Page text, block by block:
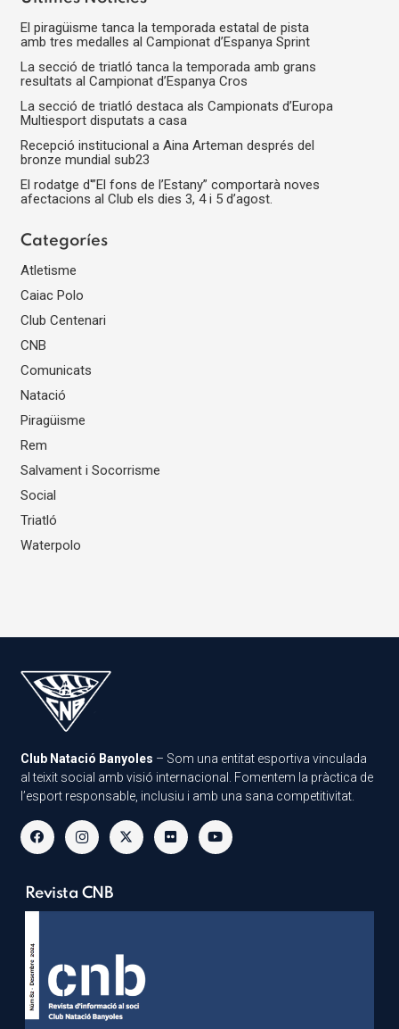
be
left
blank
El piragüisme tanca la temporada estatal de pista
amb tres medalles al Campionat d’Espanya Sprint
La secció de triatló tanca la temporada amb grans
resultats al Campionat d’Espanya Cros
La secció de triatló destaca als Campionats d’Europa
Multiesport disputats a casa
Recepció institucional a Aina Arteman després del
bronze mundial sub23
El rodatge d'”El fons de l’Estany” comportarà noves
afectacions al Club els dies 3, 4 i 5 d’agost.
Categoríes
Atletisme
Caiac Polo
Club Centenari
CNB
Comunicats
Natació
Piragüisme
Rem
Salvament i Socorrisme
Social
Triatló
Waterpolo
Club Natació Banyoles – Som una entitat esportiva vinculada
al teixit social amb visió internacional. Fomentem la pràctica de
l’esport responsable, inclusiu i amb una sana competitivitat.
Revista CNB